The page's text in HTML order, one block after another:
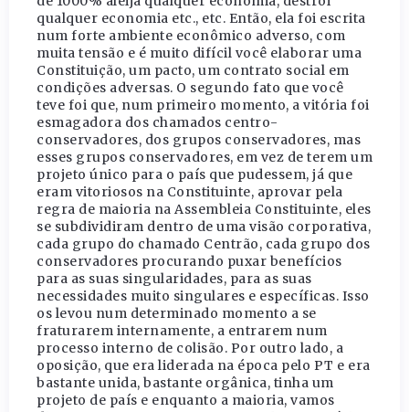
qualquer economia etc., etc. Então, ela foi escrita
num forte ambiente econômico adverso, com
muita tensão e é muito difícil você elaborar uma
Constituição, um pacto, um contrato social em
condições adversas. O segundo fato que você
teve foi que, num primeiro momento, a vitória foi
esmagadora dos chamados centro-
conservadores, dos grupos conservadores, mas
esses grupos conservadores, em vez de terem um
projeto único para o país que pudessem, já que
eram vitoriosos na Constituinte, aprovar pela
regra de maioria na Assembleia Constituinte, eles
se subdividiram dentro de uma visão corporativa,
cada grupo do chamado Centrão, cada grupo dos
conservadores procurando puxar benefícios
para as suas singularidades, para as suas
necessidades muito singulares e específicas. Isso
os levou num determinado momento a se
fraturarem internamente, a entrarem num
processo interno de colisão. Por outro lado, a
oposição, que era liderada na época pelo PT e era
bastante unida, bastante orgânica, tinha um
projeto de país e enquanto a maioria, vamos